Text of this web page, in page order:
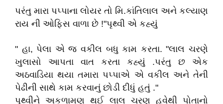
પરંતુ મારા પપ્પાના લોયર તો મિ.કાંતિલાલ અને કલ્યાણ
રાય ની ઓફિસ વાળા છે !"પૃથ્વી એ કહ્યું
" હા, પેલા એ જ વકીલ બધુ કામ કરતા. "લાલ ચરણે
ખુલાસો આપતા વાત કરતા કહ્યું .પરંતુ છ એક
અઠવાડિયા થયા તમારા પપ્પાએ એ વકીલ અને તેની
પેઢીની સાથે કામ કરવાનું છોડી દીધું હતું ."
પૃથ્વીને અકળામણ થઈ ‌લાલ ચરણ હવેથી પોતાનો